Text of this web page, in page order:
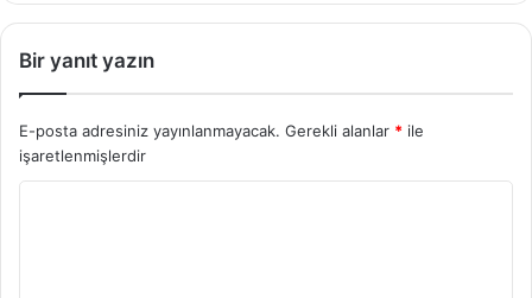
Bir yanıt yazın
E-posta adresiniz yayınlanmayacak. Gerekli alanlar * ile
işaretlenmişlerdir